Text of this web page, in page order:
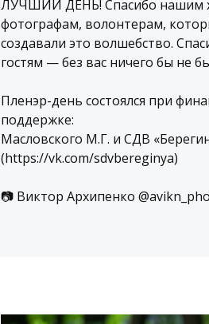
ЛУЧШИЙ ДЕНЬ! Спасибо нашим
фотографам, волонтерам,
создавали это волшебство.
гостям — без вас ничего бы не
Пленэр-день состоялся при
поддержке:
Масловского М.Г. и СДВ
(https://vk.com/sdvbereginya)
📷 Виктор Архипенко